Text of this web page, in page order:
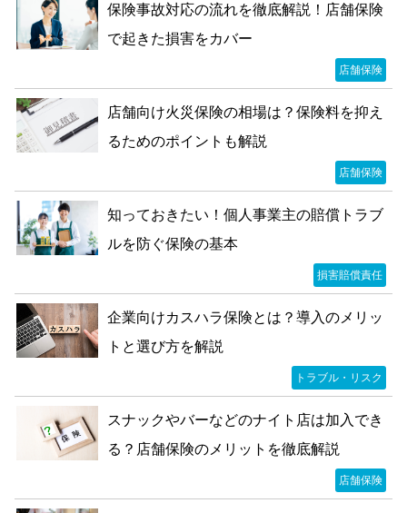
保険事故対応の流れを徹底解説！店舗保険
で起きた損害をカバー
店舗保険
店舗向け火災保険の相場は？保険料を抑え
るためのポイントも解説
店舗保険
知っておきたい！個人事業主の賠償トラブ
ルを防ぐ保険の基本
損害賠償責任
企業向けカスハラ保険とは？導入のメリッ
トと選び方を解説
トラブル・リスク
スナックやバーなどのナイト店は加入でき
る？店舗保険のメリットを徹底解説
店舗保険